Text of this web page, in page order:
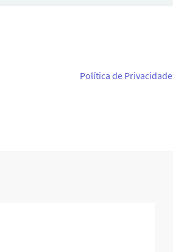
Pular para o conteúdo
Política de Privacidade